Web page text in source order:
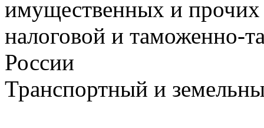
имущественных и прочих
налоговой и таможенно-
России
Транспортный и